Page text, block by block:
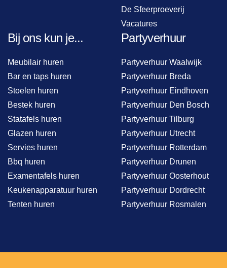
De Sfeerproeverij
Vacatures
Bij ons kun je...
Meubilair huren
Bar en taps huren
Stoelen huren
Bestek huren
Statafels huren
Glazen huren
Servies huren
Bbq huren
Examentafels huren
Keukenapparatuur huren
Tenten huren
Partyverhuur
Partyverhuur Waalwijk
Partyverhuur Breda
Partyverhuur Eindhoven
Partyverhuur Den Bosch
Partyverhuur Tilburg
Partyverhuur Utrecht
Partyverhuur Rotterdam
Partyverhuur Drunen
Partyverhuur Oosterhout
Partyverhuur Dordrecht
Partyverhuur Rosmalen